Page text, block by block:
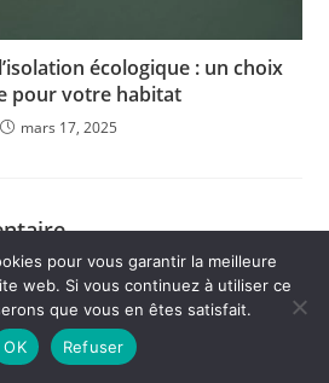
écologique : un choix
pour votre habitat
mars 17, 2025
pour vous garantir la meilleure
web. Si vous continuez à utiliser ce
que vous en êtes satisfait.
OK
Refuser